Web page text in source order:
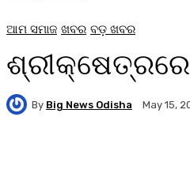
ଆମ ସମାଜ ଖବର ବଡ଼ ଖବର
By Big News Odisha May 15,